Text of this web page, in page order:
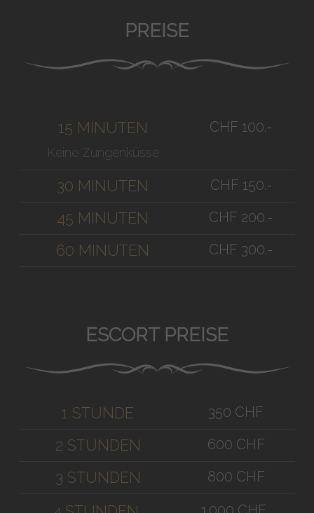
PREISE
15 MINUTEN
Keine Zungenküsse
CHF 100.-
30 MINUTEN CHF 150.-
45 MINUTEN CHF 200.-
60 MINUTEN CHF 300.-
ESCORT PREISE
1 STUNDE 350 CHF
2 STUNDEN 600 CHF
3 STUNDEN 800 CHF